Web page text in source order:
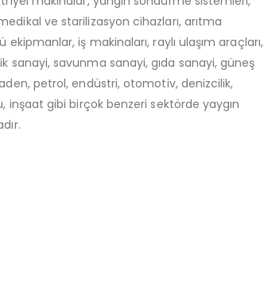
ve starilizasyon cihazları, arıtma
iş makinaları, raylı ulaşım araçları,
sanayi, savunma sanayi, gıda sanayi, güneş
petrol, endüstri, otomotiv, denizcilik,
inşaat gibi birçok benzeri sektörde yaygın